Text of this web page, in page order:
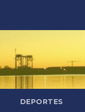
DEPORTES